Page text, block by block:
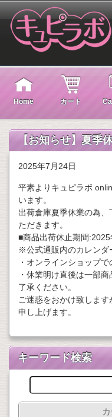
Home カート
【お知らせ】夏季
2025年7月24日
平素よりキュピラボ
います。
出荷倉庫夏季休業の為
ただきます。
■商品出荷休止期間
※公式通販内のカレンダ
・オンラインショップ
・休業明け直後は一部
了承ください。
ご迷惑をおかけ致しま
申し上げます。
キーワード検索